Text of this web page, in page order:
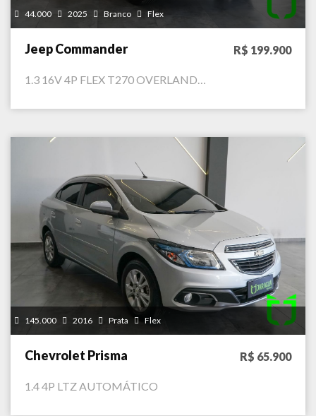
44.000 2025 Branco Flex
Jeep Commander R$ 199.900
1.3 16V 4P FLEX T270 OVERLAND…
145.000 2016 Prata Flex
Chevrolet Prisma R$ 65.900
1.4 4P LTZ AUTOMÁTICO